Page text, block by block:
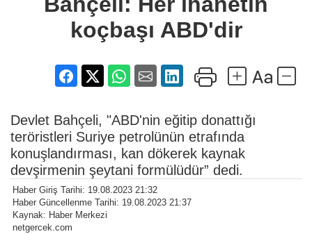
ABD'dir
koçbaşı ABD'dir
Devlet Bahçeli, "ABD'nin eğitip donattığı
teröristleri Suriye petrolünün etrafında
konuşlandırması, kan dökerek kaynak
devşirmenin şeytani formülüdür” dedi.
Haber Giriş Tarihi: 19.08.2023 21:32
Haber Güncellenme Tarihi: 19.08.2023 21:37
Kaynak: Haber Merkezi
netgercek.com